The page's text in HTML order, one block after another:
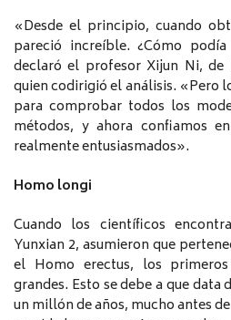
«Desde el principio, cuando
pareció increíble. ¿Cómo
declaró el profesor Xijun Ni, de
quien codirigió el análisis. «Pero
para comprobar todos los
métodos, y ahora confiamos
realmente entusiasmados».
Homo longi
Cuando los científicos
Yunxian 2, asumieron que
el Homo erectus, los
grandes. Esto se debe a que
un millón de años, mucho antes